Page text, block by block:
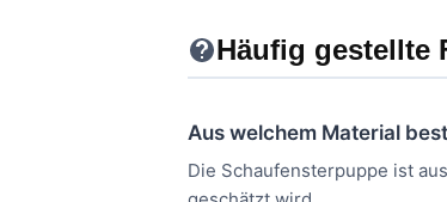
Häufig gestellte
Aus welchem ​​Material
Die Schaufensterpuppe ist